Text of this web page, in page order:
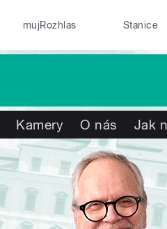
mujRozhlas Stanice
Kamery O nás Jak